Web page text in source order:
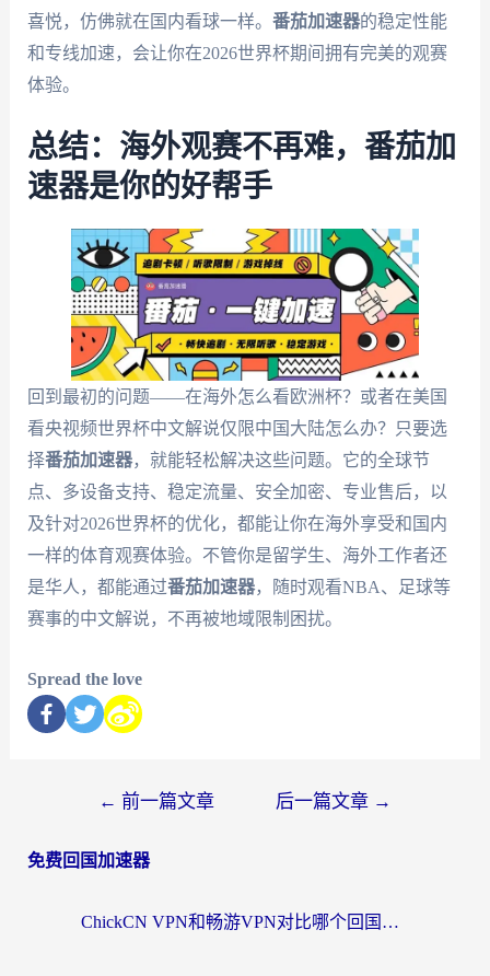
喜悦，仿佛就在国内看球一样。 番茄加速器的稳定性能
和专线加速，会让你在2026世界杯期间拥有完美的观赛
体验。
总结：海外观赛不再难，番茄加
速器是你的好帮手
回到最初的问题——在海外怎么看欧洲杯？或者在美国
看央视频世界杯中文解说仅限中国大陆怎么办？只要选
择番茄加速器，就能轻松解决这些问题。它的全球节
点、多设备支持、稳定流量、安全加密、专业售后，以
及针对2026世界杯的优化，都能让你在海外享受和国内
一样的体育观赛体验。不管你是留学生、海外工作者还
是华人，都能通过番茄加速器，随时观看NBA、足球等
赛事的中文解说，不再被地域限制困扰。
Spread the love
← 前一篇文章 后一篇文章 →
免费回国加速器
ChickCN VPN和畅游VPN对比哪个回国效果更好？海外党必看的回国加速器选择指南